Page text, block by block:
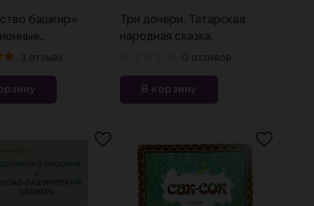
башкир»
ремесла
3 отзыва
Три дочери. Татарская
народная сказка.
0 отзывов
В корзину